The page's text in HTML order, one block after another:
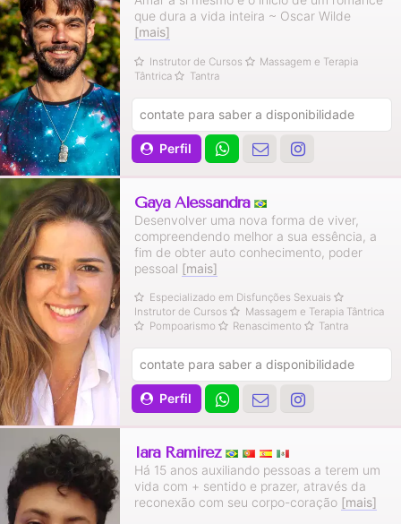
que dura a vida inteira ~ Oscar Wilde
[mais]
Instrutor de Cursos
Massagem e Terapia
Tântrica
Tantra
Perfil
contate para saber a disponibilidade
Gaya Alessandra
Desenvolver uma nova forma de viver,
compreendendo melhor a sua essência, a
fim de obter auto conhecimento, poder
pessoal [mais]
Especializado em Disfunções Sexuais
Instrutor de Cursos
Massagem e Terapia Tântrica
Pompoarismo
Renascimento Tantra
Perfil
contate para saber a disponibilidade
Iara Ramirez
Há 15 anos auxiliando pessoas a terem um
vida com + sentido e prazer, através da
reconexão com seu corpo-coração [mais]